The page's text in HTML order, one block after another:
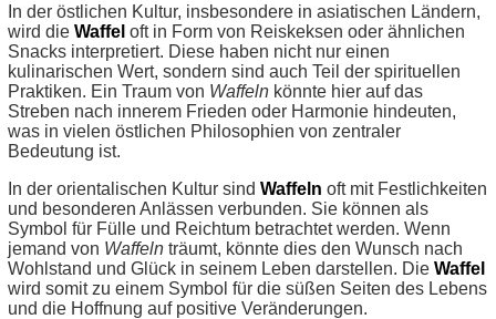
In der östlichen Kultur, insbesondere in asiatischen Ländern,
wird die Waffel oft in Form von Reiskeksen oder ähnlichen
Snacks interpretiert. Diese haben nicht nur einen
kulinarischen Wert, sondern sind auch Teil der spirituellen
Praktiken. Ein Traum von Waffeln könnte hier auf das
Streben nach innerem Frieden oder Harmonie hindeuten,
was in vielen östlichen Philosophien von zentraler
Bedeutung ist.
In der orientalischen Kultur sind Waffeln oft mit Festlichkeiten
und besonderen Anlässen verbunden. Sie können als
Symbol für Fülle und Reichtum betrachtet werden. Wenn
jemand von Waffeln träumt, könnte dies den Wunsch nach
Wohlstand und Glück in seinem Leben darstellen. Die Waffel
wird somit zu einem Symbol für die süßen Seiten des Lebens
und die Hoffnung auf positive Veränderungen.